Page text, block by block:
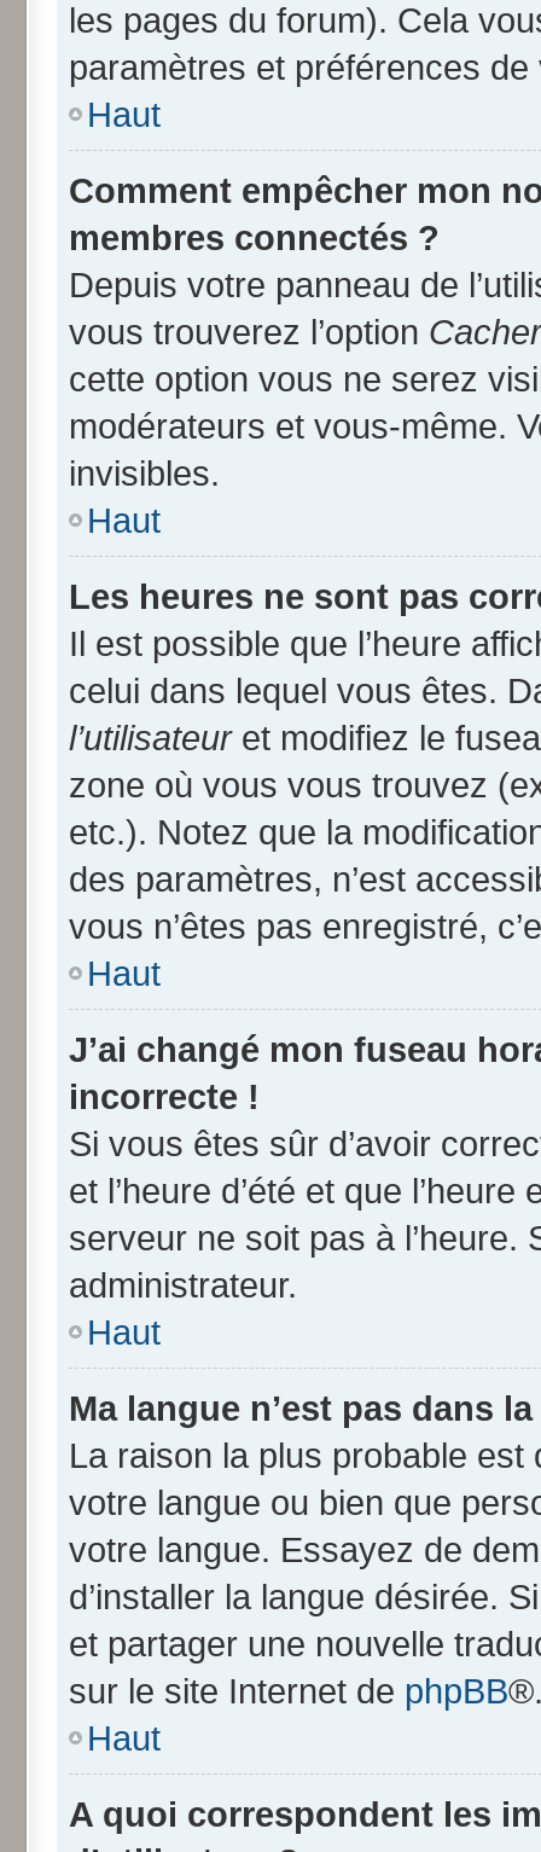
les pages du forum). Cela
paramètres et préférences
Haut
Comment empêcher mon
membres connectés ?
Depuis votre panneau de
vous trouverez l’option
cette option vous ne serez
modérateurs et vous-même.
invisibles.
Haut
Les heures ne sont pas
Il est possible que l’heure
celui dans lequel vous êtes.
l’utilisateuret modifiez le
zone où vous vous trouvez
etc.). Notez que la
des paramètres, n’est
vous n’êtes pas enregistré,
Haut
J’ai changé mon fuseau
incorrecte !
Si vous êtes sûr d’avoir
et l’heure d’été et que
serveur ne soit pas à l’heure.
administrateur.
Haut
Ma langue n’est pas dans
La raison la plus probable est
votre langue ou bien que
votre langue. Essayez de
d’installer la langue désirée.
et partager une nouvelle
sur le site Internet de phpBB
Haut
A quoi correspondent les